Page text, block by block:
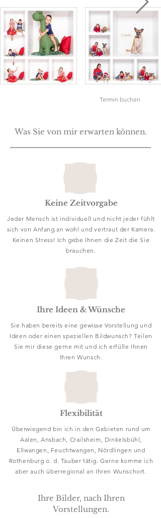
Termin buchen
Was Sie von mir erwarten können.
Keine Zeitvorgabe
Jeder Mensch ist individuell und nicht jeder fühlt
sich von Anfang an wohl und vertraut der Kamera.
Keinen Stress! Ich gebe Ihnen die Zeit die Sie
brauchen.
Ihre Ideen & Wünsche
Sie haben bereits eine gewisse Vorstellung und
Ideen oder einen speziellen Bildwunsch? Teilen
Sie mir diese gerne mit und ich erfülle Ihnen
Ihren Wunsch.
Flexibilität
Überwiegend bin ich in den Gebieten rund um
Aalen, Ansbach, Crailsheim, Dinkelsbühl,
Ellwangen, Feuchtwangen, Nördlingen und
Rothenburg o. d. Tauber tätig. Gerne komme ich
aber auch überregional an Ihren Wunschort.
Ihre Bilder, nach Ihren
Vorstellungen.